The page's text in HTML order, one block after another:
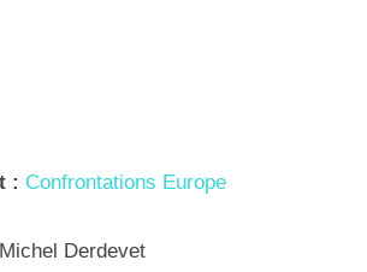
: Confrontations Europe
Michel Derdevet